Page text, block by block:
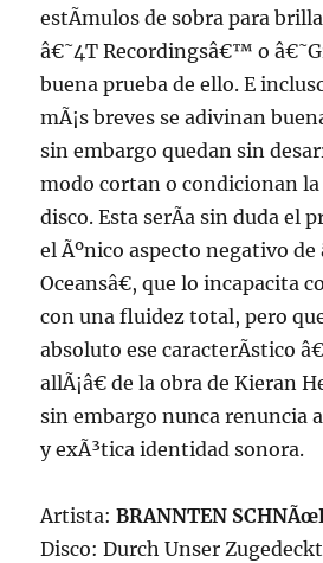
estÃ­mulos de sobra para
â€˜4T Recordingsâ€™ o
buena prueba de ello. E
mÃ¡s breves se adivinan
sin embargo quedan sin
modo cortan o condicionan
disco. Esta serÃ­a sin duda el
el Ãºnico aspecto negativo
Oceansâ€, que lo incapacita
con una fluidez total, pero
absoluto ese caracterÃ­stico
allÃ¡â€ de la obra de Kieran
sin embargo nunca renuncia
y exÃ³tica identidad sonora.
Artista:BRANNTEN
Disco: Durch Unser